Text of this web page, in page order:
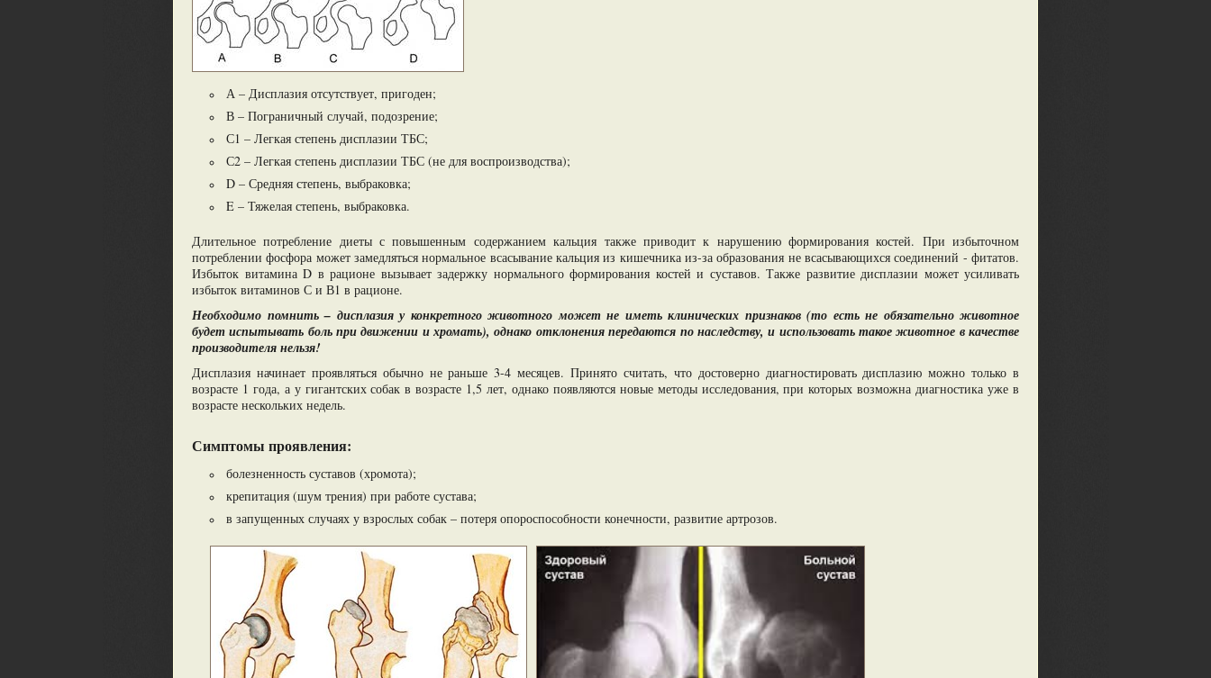
А – Дисплазия отсутствует, пригоден;
В – Пограничный случай, подозрение;
С1 – Легкая степень дисплазии ТБС;
С2 – Легкая степень дисплазии ТБС (не для воспроизводства);
D – Средняя степень, выбраковка;
E – Тяжелая степень, выбраковка.
Длительное потребление диеты с повышенным содержанием кальция также приводит к нарушению формирования костей. При избыточном
потреблении фосфора может замедляться нормальное всасывание кальция из кишечника из-за образования не всасывающихся соединений - фитатов.
Избыток витамина D в рационе вызывает задержку нормального формирования костей и суставов. Также развитие дисплазии может усиливать
избыток витаминов С и В1 в рационе.
Необходимо помнить – дисплазия у конкретного животного может не иметь клинических признаков (то есть не обязательно животное
будет испытывать боль при движении и хромать), однако отклонения передаются по наследству, и использовать такое животное в качестве
производителя нельзя!
Дисплазия начинает проявляться обычно не раньше 3-4 месяцев. Принято считать, что достоверно диагностировать дисплазию можно только в
возрасте 1 года, а у гигантских собак в возрасте 1,5 лет, однако появляются новые методы исследования, при которых возможна диагностика уже в
возрасте нескольких недель.
Симптомы проявления:
болезненность суставов (хромота);
крепитация (шум трения) при работе сустава;
в запущенных случаях у взрослых собак – потеря опороспособности конечности, развитие артрозов.